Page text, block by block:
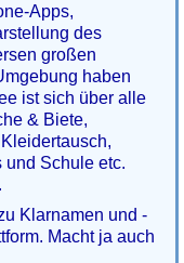
Apps,
des
großen
haben
ist sich über alle
& Biete,
und Schule etc.
Klarnamen und -
Macht ja auch